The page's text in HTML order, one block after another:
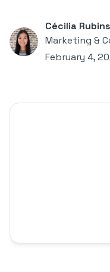
Cécilia
Marketing &
February 4,